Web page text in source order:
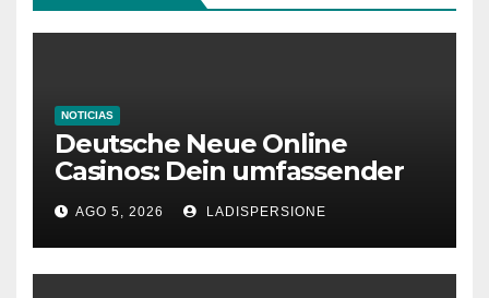
NOTICIAS
Deutsche Neue Online
Casinos: Dein umfassender
Ratgeber für moderne
Glücksspielplattformen
AGO 5, 2026 LADISPERSIONE